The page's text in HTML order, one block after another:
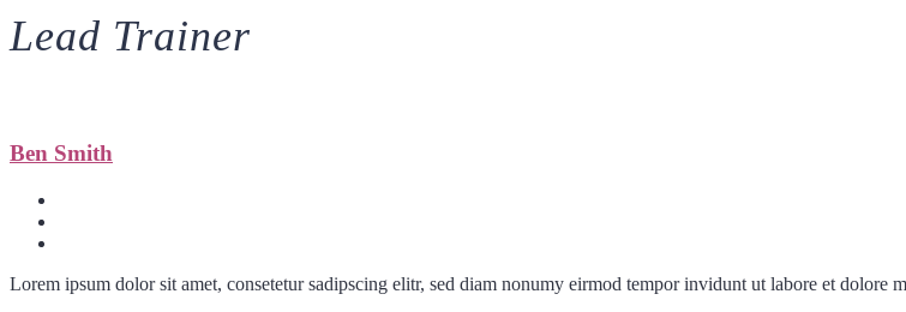
Lead Trainer
Ben Smith
Lorem ipsum dolor sit amet, consetetur sadipscing elitr, sed diam nonumy eirmod tempor invidunt ut labore et dolore